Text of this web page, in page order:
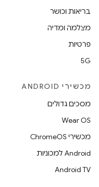
בריאות וכושר
מצלמה ומדיה
פרטיות
5G
מכשירי ANDROID
מסכים גדולים
Wear OS
מכשירי ChromeOS
Android למכוניות
Android TV